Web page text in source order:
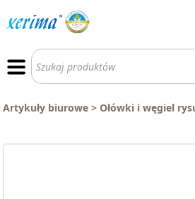
Wyszukiwarka
produktów
Artykuły biurowe > Ołówki i węgiel